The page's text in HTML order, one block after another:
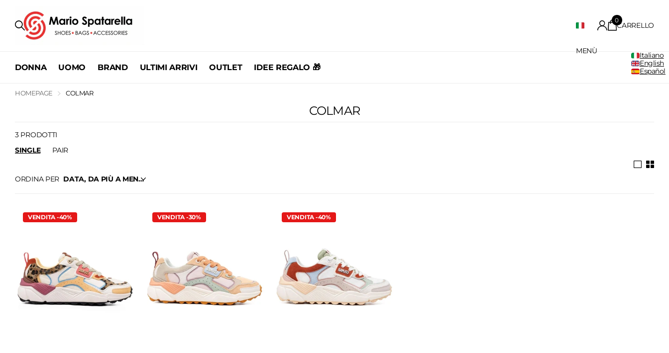
MENÙ
CARRELLO
0
DONNA UOMO BRAND ULTIMI ARRIVI OUTLET IDEE REGALO 🎁
Italiano
English
Español
HOMEPAGE COLMAR
COLMAR
3 PRODOTTI
SINGLE
PAIR
ORDINA PER
VENDITA -40% VENDITA -30% VENDITA -40%